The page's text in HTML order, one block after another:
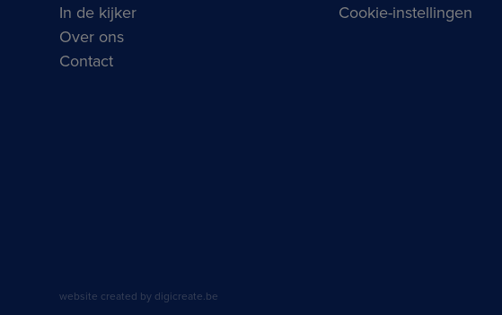
In de kijker
Over ons
Contact
Cookie-instellingen
website created by digicreate.be